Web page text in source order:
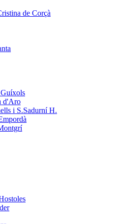
de Corçà
d'Aro
i S.Sadurní H.